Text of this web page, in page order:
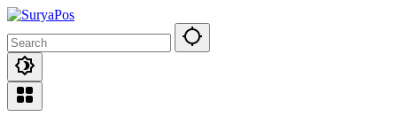
Skip
content